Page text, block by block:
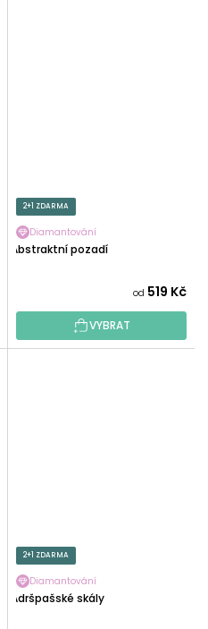
2+1 ZDARMA
Diamantování
Abstraktní pozadí
od 519 Kč
VYBRAT
2+1 ZDARMA
Diamantování
Adršpašské skály